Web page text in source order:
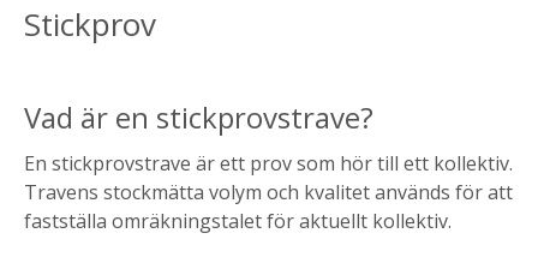
Stickprov
Vad är en stickprovstrave?
En stickprovstrave är ett prov som hör till ett kollektiv.
Travens stockmätta volym och kvalitet används för att
fastställa omräkningstalet för aktuellt kollektiv.